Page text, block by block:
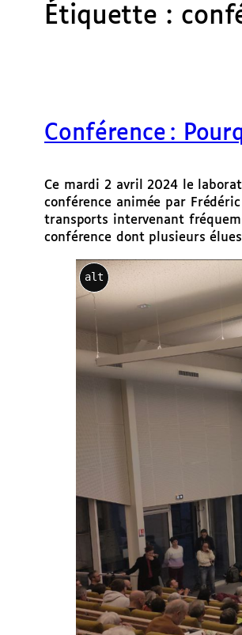
Étiquette :
Conférence :
Ce mardi 2 avril 2024 le
conférence animée par
transports intervenant
conférence dont plusieurs
alt